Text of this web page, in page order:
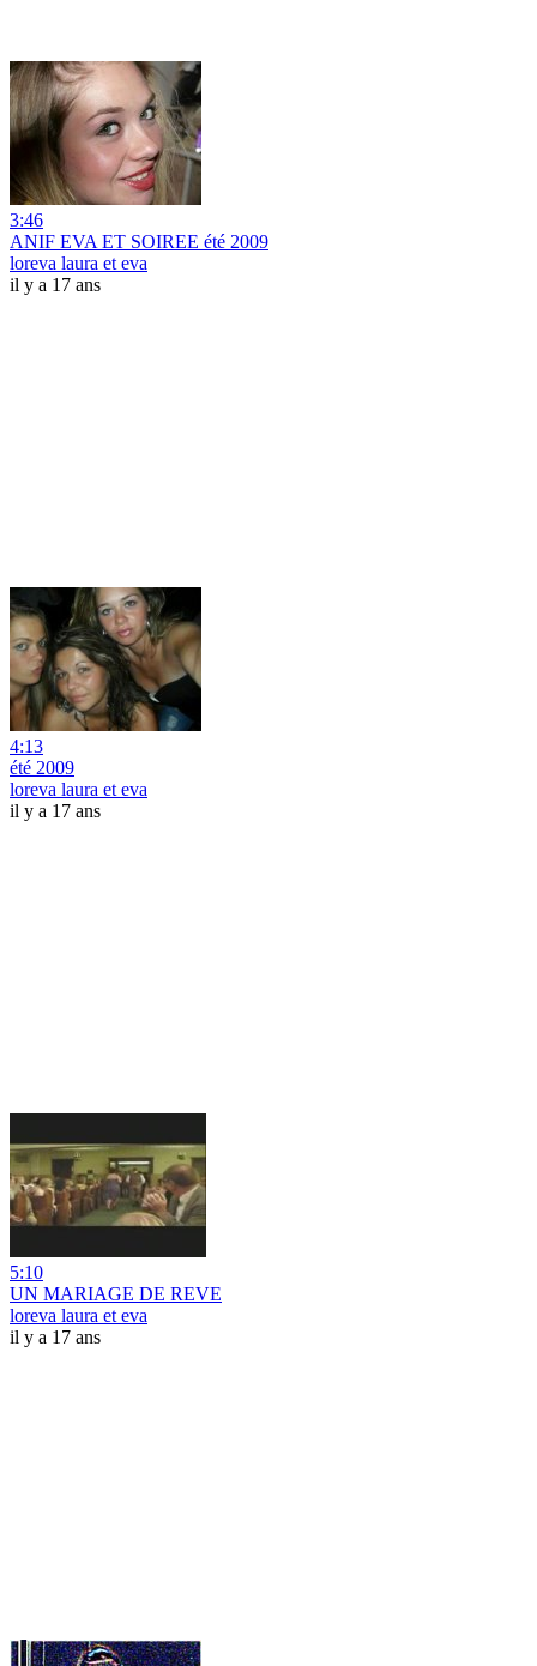
3:46
ANIF EVA ET SOIREE été 2009
loreva laura et eva
il y a 17 ans
4:13
été 2009
loreva laura et eva
il y a 17 ans
5:10
UN MARIAGE DE REVE
loreva laura et eva
il y a 17 ans